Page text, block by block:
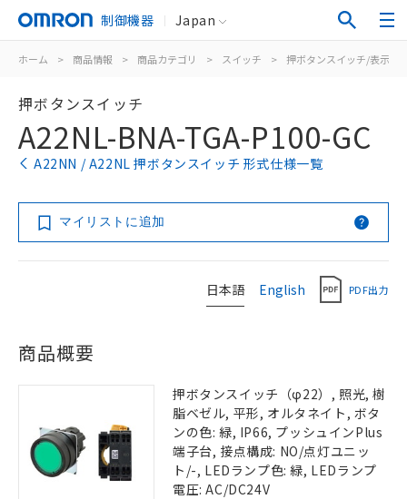
制御機器 Japan
ホーム > 商品情報 > 商品カテゴリ > スイッチ > 押ボタンスイッチ/表示灯
押ボタンスイッチ
A22NL-BNA-TGA-P100-GC
A22NN / A22NL 押ボタンスイッチ 形式仕様一覧
マイリストに追加
日本語 English PDF出力
商品概要
押ボタンスイッチ（φ22）, 照光, 樹
脂ベゼル, 平形, オルタネイト, ボタ
ンの色: 緑, IP66, プッシュインPlus
端子台, 接点構成: NO/点灯ユニッ
ト/-, LEDランプ色: 緑, LEDランプ
電圧: AC/DC24V